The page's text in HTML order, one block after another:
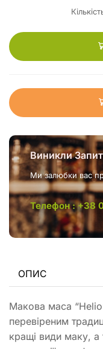
Виникли
Ми залюбки вас
Телефон : +38
ОПИС
Макова маса
перевіреним
кращі види маку, а